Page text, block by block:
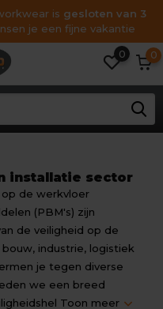
is gesloten van 3
je een fijne vakantie
0 0
installatie sector
de werkvloer
(PBM's) zijn
de veiligheid op de
industrie, logistiek
je tegen diverse
we een breed
Toon meer